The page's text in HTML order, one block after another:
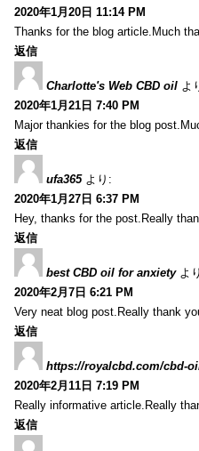
2020年1月20日 11:14 PM
Thanks for the blog article.Much
返信
Charlotte's Web CBD oil よ
2020年1月21日 7:40 PM
Major thankies for the blog
返信
ufa365 より:
2020年1月27日 6:37 PM
Hey, thanks for the post.Really
返信
best CBD oil for anxiety よ
2020年2月7日 6:21 PM
Very neat blog post.Really thank
返信
https://royalcbd.com/cbd-
2020年2月11日 7:19 PM
Really informative article.Really
返信